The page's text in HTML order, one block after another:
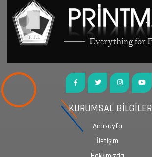
KURUMSAL BİLGİLER
Anasayfa
İletişim